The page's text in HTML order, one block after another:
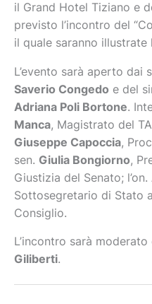
il Grand Hotel Tiziano e
previsto l’incontro del
il quale saranno illustrate
L’evento sarà aperto dai
Saverio Congedo e del
Adriana Poli Bortone.
Manca, Magistrato del
Giuseppe Capoccia,
sen. Giulia Bongiorno,
Giustizia del Senato; l’on.
Sottosegretario di Stato
Consiglio.
L’incontro sarà moderato
Giliberti.